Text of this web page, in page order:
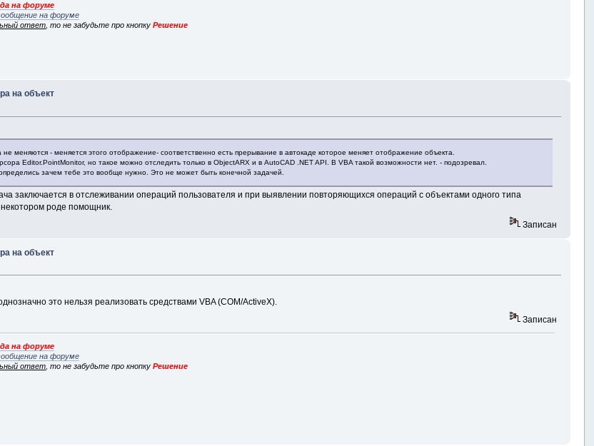
на форуме
на форуме
ответ , то не забудьте про кнопкуРешение
на объект
меняются - меняется этого отображение- соответственно есть прерывание в автокаде которое меняет отображение объекта.
Editor.PointMonitor, но такое можно отследить только в ObjectARX и в AutoCAD .NET API. В VBA такой возможности нет. - подозревал.
зачем тебе это вообще нужно. Это не может быть конечной задачей.
заключается в отслеживании операций пользователя и при выявлении повторяющихся операций с объектами одного типа
некотором роде помощник.
Записан
на объект
это нельзя реализовать средствами VBA (COM/ActiveX).
Записан
на форуме
на форуме
ответ , то не забудьте про кнопкуРешение